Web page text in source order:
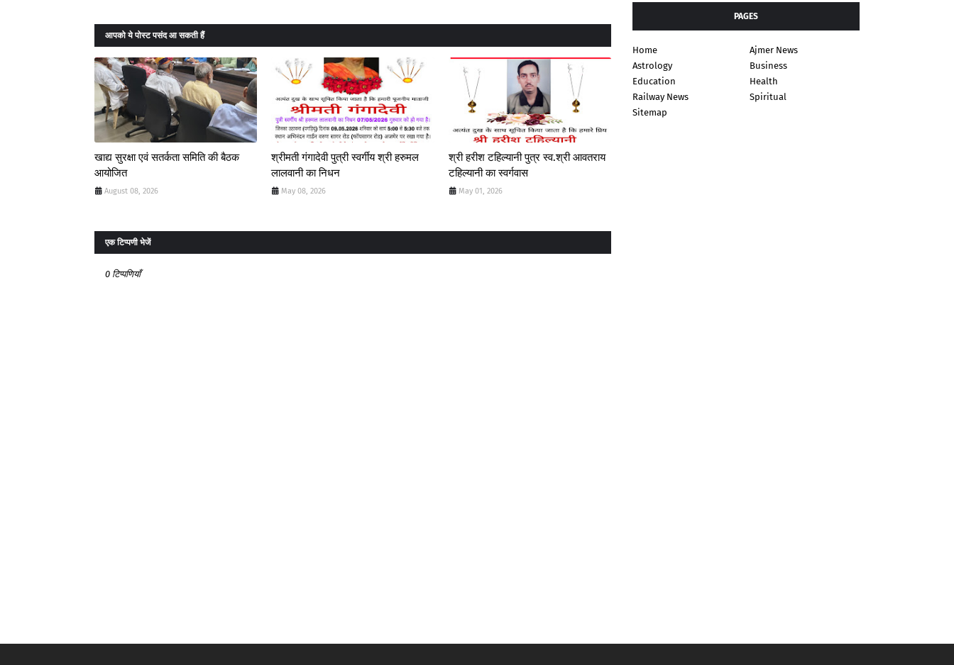
आपको ये पोस्ट पसंद आ सकती हैं
खाद्य सुरक्षा एवं सतर्कता समिति की बैठक
आयोजित
August 08, 2026
श्रीमती गंगादेवी पुत्री स्वर्गीय श्री हरुमल
लालवानी का निधन
May 08, 2026
श्री हरीश टहिल्यानी पुत्र स्व.श्री आवतराय
टहिल्यानी का स्वर्गवास
May 01, 2026
एक टिप्पणी भेजें
0 टिप्पणियाँ
PAGES
Home
Ajmer News
Astrology
Business
Education
Health
Railway News
Spiritual
Sitemap